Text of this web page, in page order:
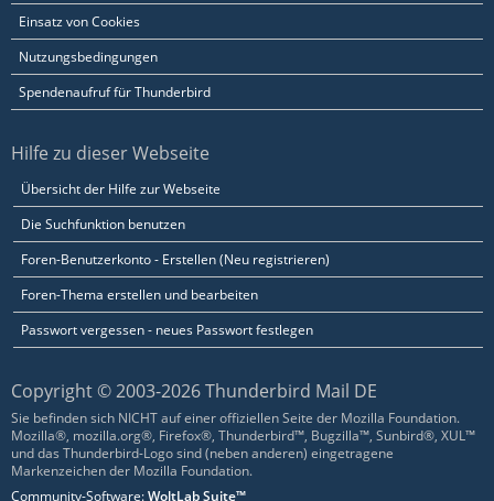
Einsatz von Cookies
Nutzungsbedingungen
Spendenaufruf für Thunderbird
Hilfe zu dieser Webseite
Übersicht der Hilfe zur Webseite
Die Suchfunktion benutzen
Foren-Benutzerkonto - Erstellen (Neu registrieren)
Foren-Thema erstellen und bearbeiten
Passwort vergessen - neues Passwort festlegen
Copyright © 2003-2026 Thunderbird Mail DE
Sie befinden sich NICHT auf einer offiziellen Seite der Mozilla Foundation.
Mozilla®, mozilla.org®, Firefox®, Thunderbird™, Bugzilla™, Sunbird®, XUL™
und das Thunderbird-Logo sind (neben anderen) eingetragene
Markenzeichen der Mozilla Foundation.
Community-Software:WoltLab Suite™